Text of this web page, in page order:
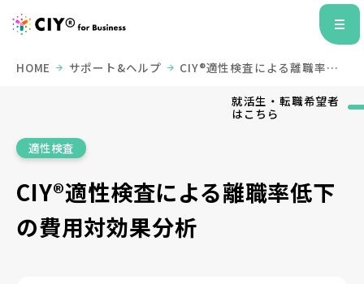
HOME サポート&ヘルプ
CIY®適性検査による離職率低
就活生・転職希望者
はこちら
適性検査
CIY®適性検査による離職率低下
の費用対効果分析